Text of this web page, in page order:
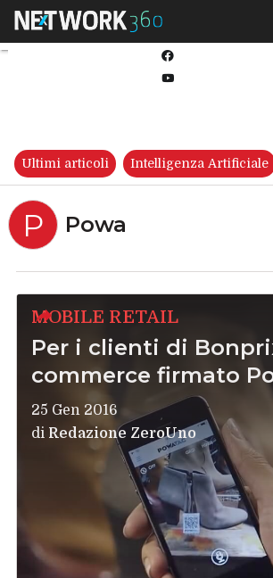
Ultimi articoli Intelligenza Artificiale
P Powa
MOBILE RETAIL
Per i clienti di
commerce firmato
25 Gen 2016
di Redazione ZeroUno